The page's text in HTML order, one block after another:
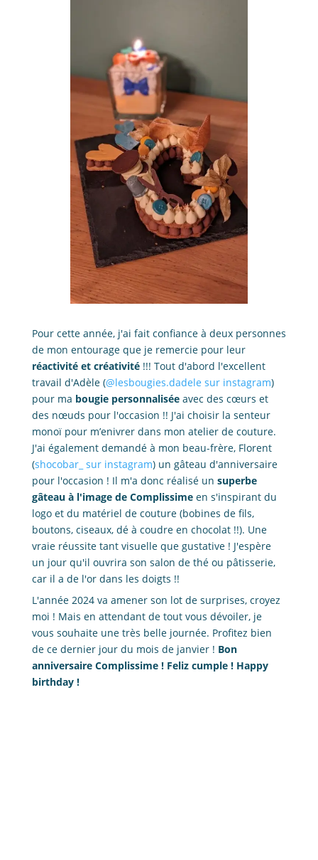
Pour cette année, j'ai fait confiance à deux personnes
de mon entourage que je remercie pour leur
réactivité et créativité!!! Tout d'abord l'excellent
travail d'Adèle (@lesbougies.dadele sur instagram)
pour ma bougie personnaliséeavec des cœurs et
des nœuds pour l'occasion !! J'ai choisir la senteur
monoï pour m’enivrer dans mon atelier de couture.
J'ai également demandé à mon beau-frère, Florent
(shocobar_ sur instagram) un gâteau d'anniversaire
pour l'occasion ! Il m'a donc réalisé un superbe
gâteau à l'image de Complissimeen s'inspirant du
logo et du matériel de couture (bobines de fils,
boutons, ciseaux, dé à coudre en chocolat !!). Une
vraie réussite tant visuelle que gustative ! J'espère
un jour qu'il ouvrira son salon de thé ou pâtisserie,
car il a de l'or dans les doigts !!
L'année 2024 va amener son lot de surprises, croyez
moi ! Mais en attendant de tout vous dévoiler, je
vous souhaite une très belle journée. Profitez bien
de ce dernier jour du mois de janvier ! Bon
anniversaire Complissime ! Feliz cumple ! Happy
birthday !